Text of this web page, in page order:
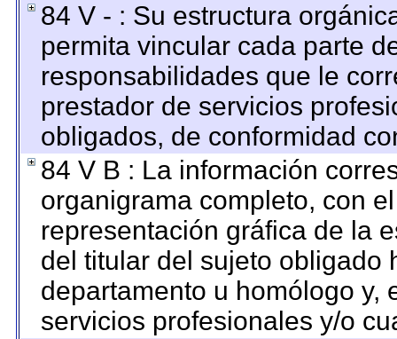
84 V - : Su estructura
permita vincular cada parte
responsabilidades que le
prestador de servicios
obligados, de conformidad
84 V B : La información
organigrama completo, con
representación gráfica de la
del titular del sujeto obligado
departamento u homólogo y,
servicios profesionales y/o